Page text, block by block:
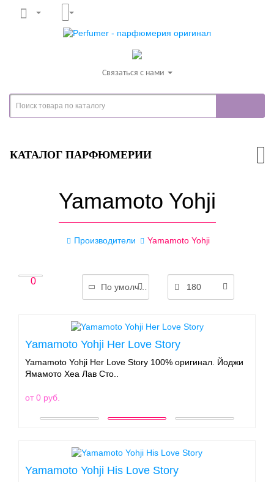
Связаться с нами
КАТАЛОГ ПАРФЮМЕРИИ
Yamamoto Yohji
Производители Yamamoto Yohji
0
По умолчанию 180
Yamamoto Yohji Her Love Story
Yamamoto Yohji Her Love Story 100% оригинал. Йоджи
Ямамото Хеа Лав Сто..
от 0 руб.
Yamamoto Yohji His Love Story